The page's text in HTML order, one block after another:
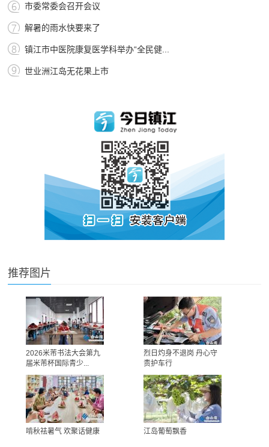
市委常委会召开会议
解暑的雨水快要来了
镇江市中医院康复医学科举办“全民健...
世业洲江岛无花果上市
推荐图片
2026米芾书法大会第九
届米芾杯国际青少...
烈日灼身不退岗 丹心守
责护车行
啃秋祛暑气 欢聚话健康 江岛葡萄飘香